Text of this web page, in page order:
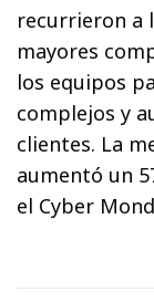
recurrieron a
mayores
los equipos
complejos y
clientes. La
aumentó un
el Cyber